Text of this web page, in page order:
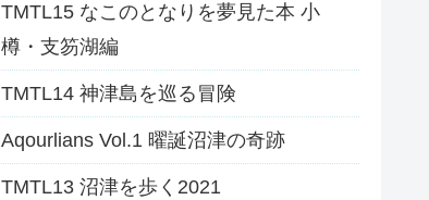
TMTL15 なこのとなりを夢見た本 小
樽・支笏湖編
TMTL14 神津島を巡る冒険
Aqourlians Vol.1 曜誕沼津の奇跡
TMTL13 沼津を歩く2021